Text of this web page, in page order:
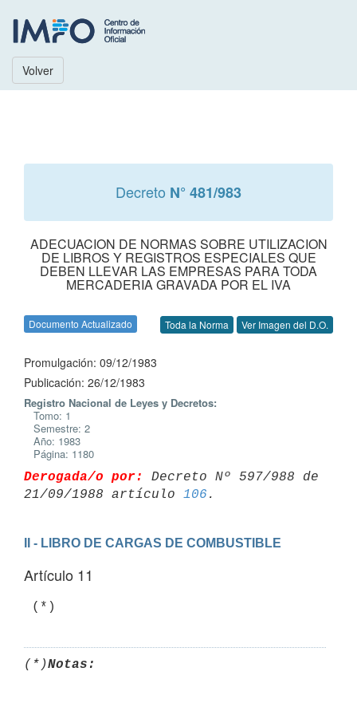
Volver
Decreto N° 481/983
ADECUACION DE NORMAS SOBRE UTILIZACION
DE LIBROS Y REGISTROS ESPECIALES QUE
DEBEN LLEVAR LAS EMPRESAS PARA TODA
MERCADERIA GRAVADA POR EL IVA
Documento Actualizado Toda la Norma Ver Imagen del D.O.
Promulgación: 09/12/1983
Publicación: 26/12/1983
Registro Nacional de Leyes y Decretos:
Tomo: 1
Semestre: 2
Año: 1983
Página: 1180
Derogada/o por:
Decreto Nº 597/988 de
21/09/1988 artículo 106
II - LIBRO DE CARGAS DE COMBUSTIBLE
Artículo 11
(*)Notas: